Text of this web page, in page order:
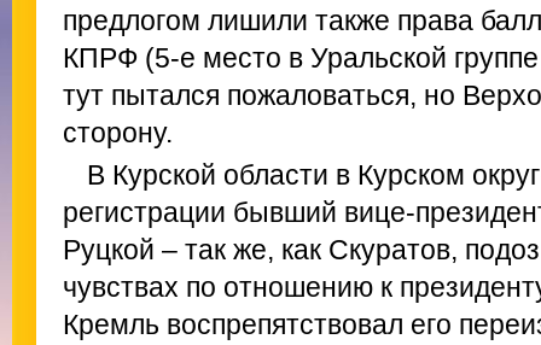
предлогом лишили также права
КПРФ (5-е место в Уральской
тут пытался пожаловаться, но
сторону.
В Курской области в Курском
регистрации бывший вице-
Руцкой – так же, как Скуратов,
чувствах по отношению к
Кремль воспрепятствовал его